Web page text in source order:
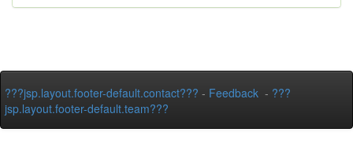
???jsp.layout.footer-default.contact??? - Feedback - ???
jsp.layout.footer-default.team???